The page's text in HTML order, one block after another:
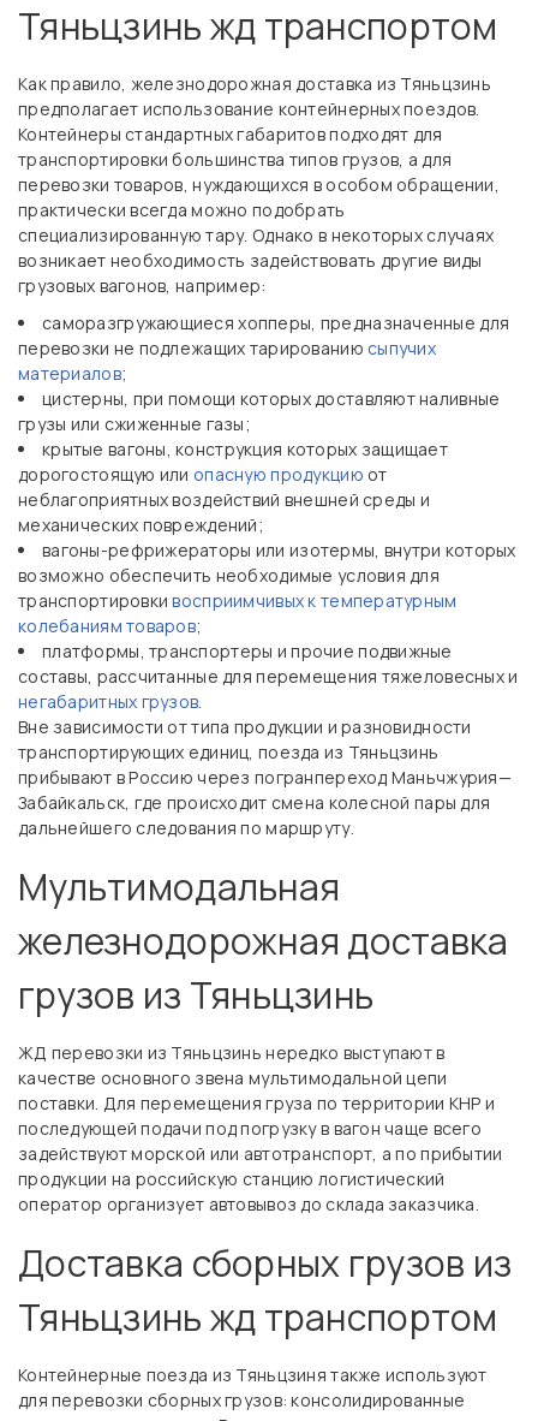
Тяньцзинь жд транспортом
Как правило, железнодорожная доставка из Тяньцзинь
предполагает использование контейнерных поездов.
Контейнеры стандартных габаритов подходят для
транспортировки большинства типов грузов, а для
перевозки товаров, нуждающихся в особом обращении,
практически всегда можно подобрать
специализированную тару. Однако в некоторых случаях
возникает необходимость задействовать другие виды
грузовых вагонов, например:
саморазгружающиеся хопперы, предназначенные для
перевозки не подлежащих тарированию сыпучих
материалов;
цистерны, при помощи которых доставляют наливные
грузы или сжиженные газы;
крытые вагоны, конструкция которых защищает
дорогостоящую или опасную продукцию от
неблагоприятных воздействий внешней среды и
механических повреждений;
вагоны-рефрижераторы или изотермы, внутри которых
возможно обеспечить необходимые условия для
транспортировкивосприимчивых к температурным
колебаниям товаров;
платформы, транспортеры и прочие подвижные
составы, рассчитанные для перемещения тяжеловесных и
негабаритных грузов.
Вне зависимости от типа продукции и разновидности
транспортирующих единиц, поезда из Тяньцзинь
прибывают в Россию через погранпереход Маньчжурия—
Забайкальск, где происходит смена колесной пары для
дальнейшего следования по маршруту.
Мультимодальная
железнодорожная доставка
грузов из Тяньцзинь
ЖД перевозки из Тяньцзинь нередко выступают в
качестве основного звена мультимодальной цепи
поставки. Для перемещения груза по территории КНР и
последующей подачи под погрузку в вагон чаще всего
задействуют морской или автотранспорт, а по прибытии
продукции на российскую станцию логистический
оператор организует автовывоз до склада заказчика.
Доставка сборных грузов из
Тяньцзинь жд транспортом
Контейнерные поезда из Тяньцзиня также используют
для перевозки сборных грузов: консолидированные